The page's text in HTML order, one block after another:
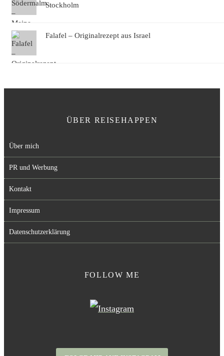
Stockholm
Falafel – Originalrezept aus Israel
ÜBER REISEHAPPEN
Über mich
PR und Werbung
Kontakt
Impressum
Datenschutzerklärung
FOLLOW ME